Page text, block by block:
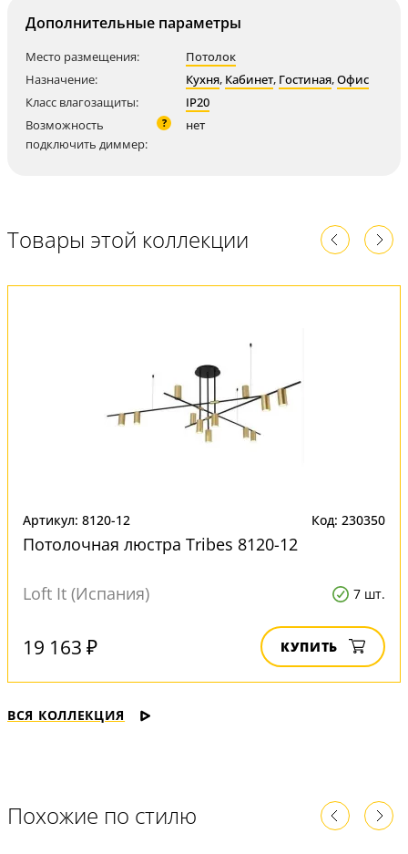
Дополнительные параметры
Место размещения:
Потолок
Назначение:
Кухня, Кабинет, Гостиная,Офис
Класс влагозащиты:
IP20
Возможность
подключить диммер:
? нет
Товары этой коллекции
Артикул: 8120-12 Код: 230350
Потолочная люстра Tribes 8120-12
Loft It (Испания) 7 шт.
19 163 ₽ КУПИТЬ
ВСЯ КОЛЛЕКЦИЯ
Похожие по стилю